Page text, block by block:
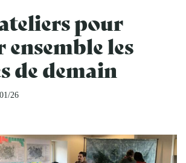
pour
ensemble les
de demain
26